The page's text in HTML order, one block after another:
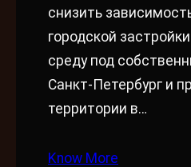
снизить
городской
среду под
Санкт-Петербург и
территории в…
Know More